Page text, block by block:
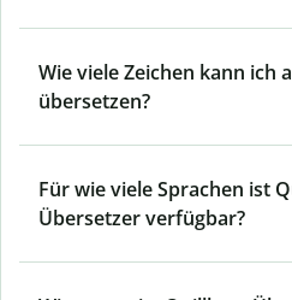
Wie viele Zeichen kann ich
übersetzen?
Für wie viele Sprachen ist
Übersetzer verfügbar?